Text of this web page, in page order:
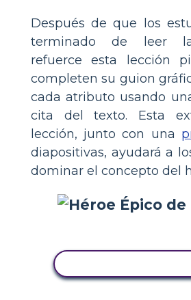
Después de que los
terminado de leer la
refuerce esta lección
completen su guion
cada atributo usando
cita del texto. Esta
lección, junto con una
diapositivas, ayudará a
dominar el concepto del